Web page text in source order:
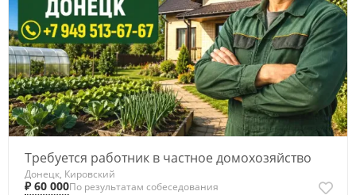
Требуется работник в частное домохозяйство
Донецк, Кировский
₽ 60 000По результатам собеседования